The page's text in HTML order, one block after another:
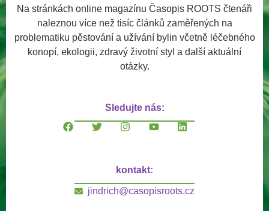
Na stránkách online magazínu Časopis ROOTS čtenáři
naleznou více než tisíc článků zaměřených na
problematiku pěstování a užívání bylin včetně léčebného
konopí, ekologii, zdravý životní styl a další aktuální
otázky.
Sledujte nás:
kontakt:
jindrich@casopisroots.cz